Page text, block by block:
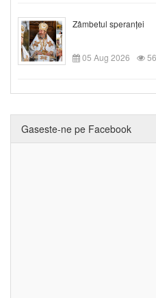
Zâmbetul speranței
05 Aug 2026
Gaseste-ne pe Facebook